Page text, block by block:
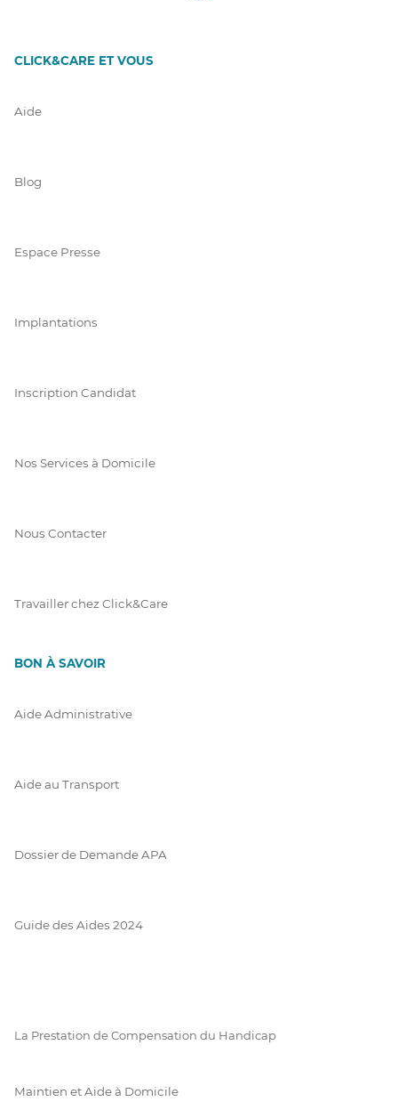
CLICK&CARE ET VOUS
Aide
Blog
Espace Presse
Implantations
Inscription Candidat
Nos Services à Domicile
Nous Contacter
Travailler chez Click&Care
BON À SAVOIR
Aide Administrative
Aide au Transport
Dossier de Demande APA
Guide des Aides 2024
La Prestation de Compensation du Handicap
Maintien et Aide à Domicile